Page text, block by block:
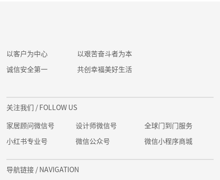
以客户为中心 以艰苦奋斗者为本
诚信安全第一 共创幸福美好生活
关注我们 / FOLLOW US
家居顾问微信号 设计师微信号 全球门到门服务
小红书专业号 微信公众号 微信小程序商城
导航链接 / NAVIGATION